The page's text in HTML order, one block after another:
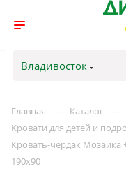
Владивосток
Главная — Каталог —
Кровати для детей и
Кровать-чердак Мозаика
190х90